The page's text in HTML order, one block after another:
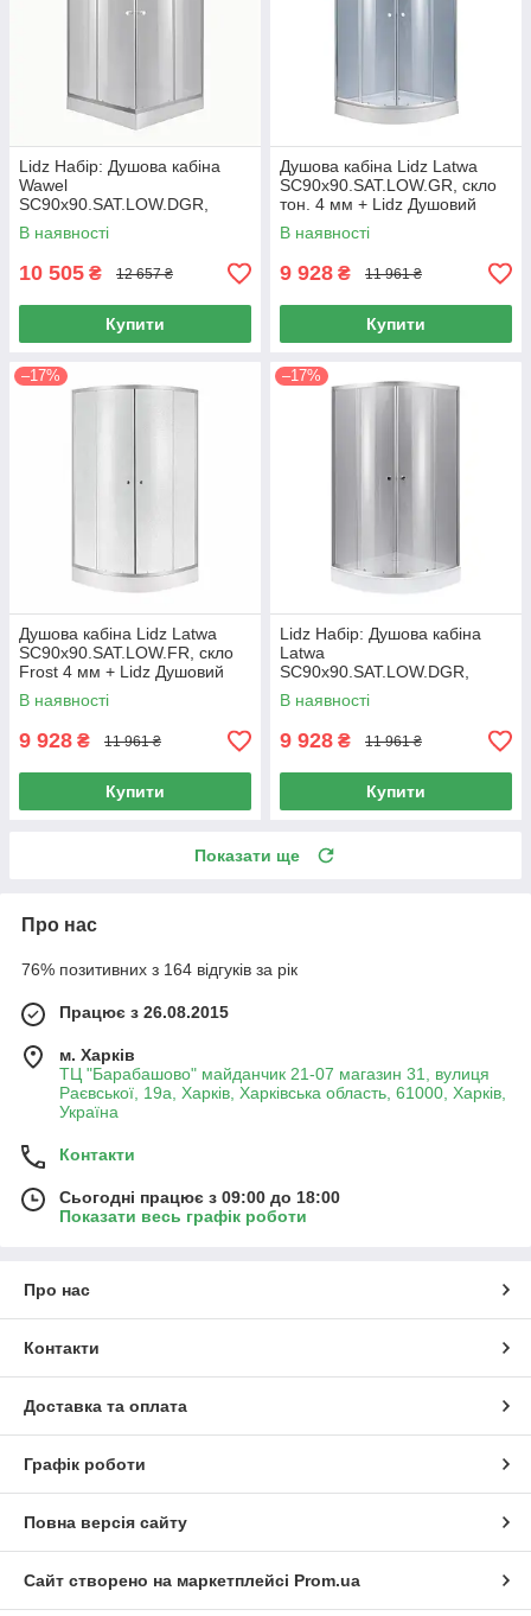
Lidz Набір: Душова кабіна
Wawel
SC90x90.SAT.LOW.DGR,
квадратна, скло тоноване
4 мм + Душовий піддон
Kapielka ST90x90x14
В наявності
10 505 ₴ 12 657 ₴
Купити
Душова кабіна Lidz Latwa
SC90x90.SAT.LOW.GR, скло
тон. 4 мм + Lidz Душовий
піддон KAPIELKA ST90x90x14
В наявності
9 928 ₴ 11 961 ₴
Купити
–17%
Душова кабіна Lidz Latwa
SC90x90.SAT.LOW.FR, скло
Frost 4 мм + Lidz Душовий
піддон KAPIELKA ST90x90x15
В наявності
9 928 ₴ 11 961 ₴
Купити
–17%
Lidz Набір: Душова кабіна
Latwa
SC90x90.SAT.LOW.DGR,
напівкругла, скло тоноване
4 мм + Душовий піддон
Kapielka ST90x90x14
В наявності
9 928 ₴ 11 961 ₴
Купити
Показати ще
Про нас
76% позитивних з 164 відгуків за рік
Працює з 26.08.2015
м. Харків
ТЦ "Барабашово" майданчик 21-07 магазин 31, вулиця
Раєвської, 19а, Харків, Харківська область, 61000, Харків,
Україна
Контакти
Сьогодні працює з 09:00 до 18:00
Показати весь графік роботи
Про нас
Контакти
Доставка та оплата
Графік роботи
Повна версія сайту
Сайт створено на маркетплейсі Prom.ua